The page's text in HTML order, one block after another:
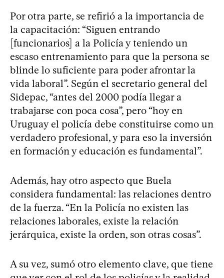
Por otra parte, se refirió a la importancia de
la capacitación: “Siguen entrando
[funcionarios] a la Policía y teniendo un
escaso entrenamiento para que la persona se
blinde lo suficiente para poder afrontar la
vida laboral”. Según el secretario general del
Sidepac, “antes del 2000 podía llegar a
trabajarse con poca cosa”, pero “hoy en
Uruguay el policía debe constituirse como un
verdadero profesional, y para eso la inversión
en formación y educación es fundamental”.
Además, hay otro aspecto que Buela
considera fundamental: las relaciones dentro
de la fuerza. “En la Policía no existen las
relaciones laborales, existe la relación
jerárquica, existe la orden, son otras cosas”.
A su vez, sumó otro elemento clave, que tiene